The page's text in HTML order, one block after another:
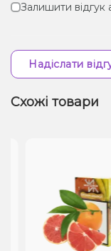
Залишити відгук
Надіслати
Схожі товари